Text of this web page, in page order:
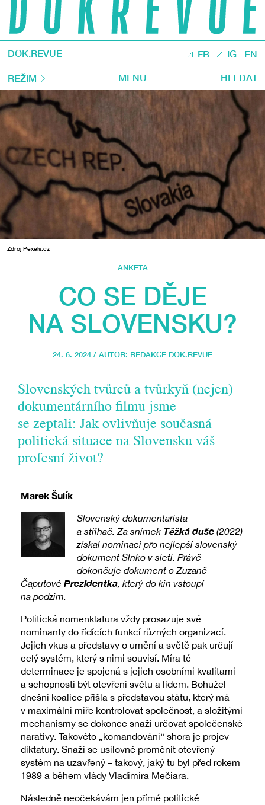
DOK.REVUE FB IG EN
REŽIM MENU HLEDAT
Zdroj Pexels.cz
ANKETA
CO SE DĚJE
NA SLOVENSKU?
24. 6. 2024 / AUTOR: REDAKCE DOK.REVUE
Slovenských tvůrců a tvůrkyň (nejen)
dokumentárního filmu jsme
se zeptali: Jak ovlivňuje současná
politická situace na Slovensku váš
profesní život?
Marek Šulík
Slovenský dokumentarista
a střihač. Za snímek Těžká duše (2022)
získal nominaci pro nejlepší slovenský
dokument Slnko v sieti. Právě
dokončuje dokument o Zuzaně
Čaputové Prezidentka, který do kin vstoupí
na podzim.
Politická nomenklatura vždy prosazuje své
nominanty do řídících funkcí různých organizací.
Jejich vkus a představy o umění a světě pak určují
celý systém, který s nimi souvisí. Míra té
determinace je spojená s jejich osobními kvalitami
a schopností být otevření světu a lidem. Bohužel
dnešní koalice přišla s představou státu, který má
v maximální míře kontrolovat společnost, a složitými
mechanismy se dokonce snaží určovat společenské
narativy. Takovéto „komandování“ shora je projev
diktatury. Snaží se usilovně proměnit otevřený
systém na uzavřený – takový, jaký tu byl před rokem
1989 a během vlády Vladimíra Mečiara.
Následně neočekávám jen přímé politické